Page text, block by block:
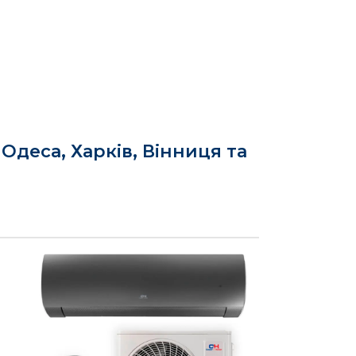
Харків, Вінниця та